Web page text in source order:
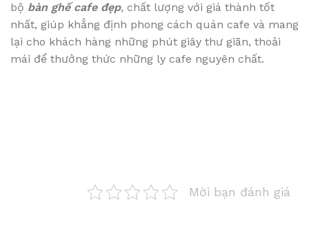
bộ bàn ghế cafe đẹp, chất lượng với giá thành tốt
nhất, giúp khẳng định phong cách quán cafe và mang
lại cho khách hàng những phút giây thư giãn, thoải
mái để thưởng thức những ly cafe nguyên chất.
Mời bạn đánh giá